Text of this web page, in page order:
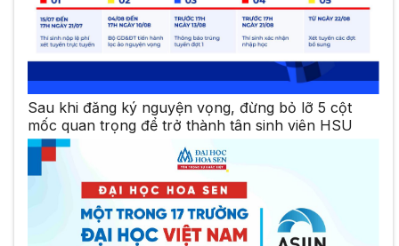
Sau khi đăng ký nguyện vọng, đừng bỏ lỡ 5 cột
mốc quan trọng để trở thành tân sinh viên HSU